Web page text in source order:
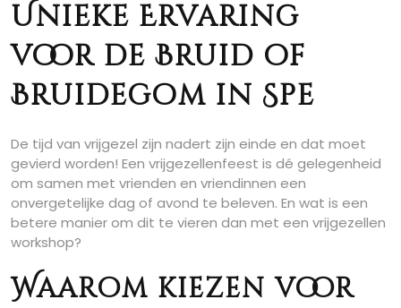
Unieke Ervaring
voor de Bruid of
Bruidegom in Spe
De tijd van vrijgezel zijn nadert zijn einde en dat moet
gevierd worden! Een vrijgezellenfeest is dé gelegenheid
om samen met vrienden en vriendinnen een
onvergetelijke dag of avond te beleven. En wat is een
betere manier om dit te vieren dan met een vrijgezellen
workshop?
Waarom kiezen voor